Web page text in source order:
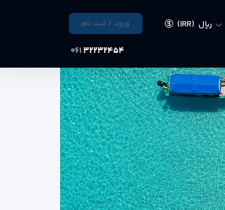
ریال (IRR) ورود / ثبت نام
۳۲۲۳۲۴۵۴۰۶۱